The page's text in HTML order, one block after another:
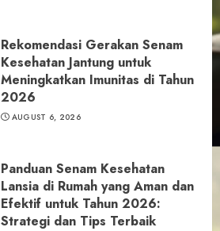
Rekomendasi Gerakan Senam
Kesehatan Jantung untuk
Meningkatkan Imunitas di Tahun
2026
AUGUST 6, 2026
Panduan Senam Kesehatan
Lansia di Rumah yang Aman dan
Efektif untuk Tahun 2026:
Strategi dan Tips Terbaik